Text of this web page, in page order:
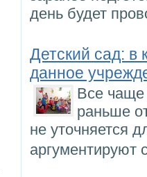
день будет
Детский сад: в
данное
Все чаще
раньше
не уточняется
аргументируют